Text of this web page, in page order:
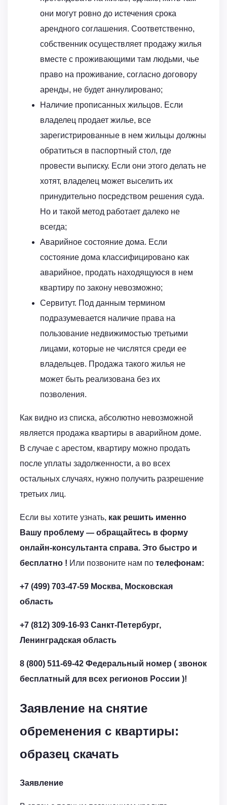
они могут ровно до истечения срока
арендного соглашения. Соответственно,
собственник осуществляет продажу жилья
вместе с проживающими там людьми, чье
право на проживание, согласно договору
аренды, не будет аннулировано;
Наличие прописанных жильцов. Если
владелец продает жилье, все
зарегистрированные в нем жильцы должны
обратиться в паспортный стол, где
провести выписку. Если они этого делать не
хотят, владелец может выселить их
принудительно посредством решения суда.
Но и такой метод работает далеко не
всегда;
Аварийное состояние дома. Если
состояние дома классифицировано как
аварийное, продать находящуюся в нем
квартиру по закону невозможно;
Сервитут. Под данным термином
подразумевается наличие права на
пользование недвижимостью третьими
лицами, которые не числятся среди ее
владельцев. Продажа такого жилья не
может быть реализована без их
позволения.
Как видно из списка, абсолютно невозможной
является продажа квартиры в аварийном доме.
В случае с арестом, квартиру можно продать
после уплаты задолженности, а во всех
остальных случаях, нужно получить разрешение
третьих лиц.
Если вы хотите узнать, как решить именно
Вашу проблему — обращайтесь в форму
онлайн-консультанта справа. Это быстро и
бесплатно ! Или позвоните нам по телефонам:
+7 (499) 703-47-59 Москва, Московская
область
+7 (812) 309-16-93 Санкт-Петербург,
Ленинградская область
8 (800) 511-69-42 Федеральный номер ( звонок
бесплатный для всех регионов России )!
Заявление на снятие
обременения с квартиры:
образец скачать
Заявление